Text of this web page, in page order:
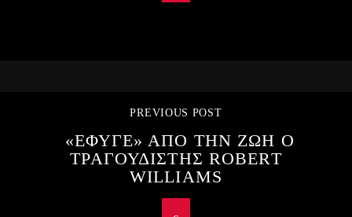
PREVIOUS POST
«ΕΦΥΓΕ» ΑΠΟ ΤΗΝ ΖΩΗ Ο
ΤΡΑΓΟΥΔΙΣΤΗΣ ROBERT
WILLIAMS